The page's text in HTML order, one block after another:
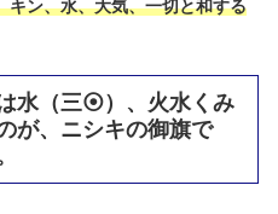
キン、水、大気、一切と和する
水（三⦿）、火水くみ
が、ニシキの御旗で